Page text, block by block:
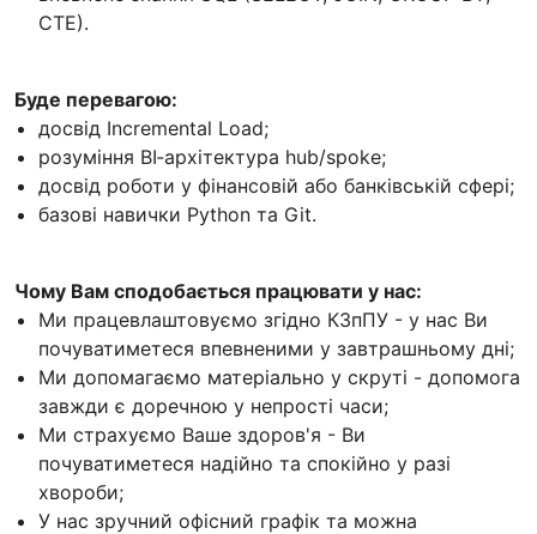
CTE).
Буде перевагою:
досвід Incremental Load;
розуміння BI‑архітектура hub/spoke;
досвід роботи у фінансовій або банківській сфері;
базові навички Python та Git.
Чому Вам сподобається працювати у нас:
Ми працевлаштовуємо згідно КЗпПУ - у нас Ви
почуватиметеся впевненими у завтрашньому дні;
Ми допомагаємо матеріально у скруті - допомога
завжди є доречною у непрості часи;
Ми страхуємо Ваше здоров'я - Ви
почуватиметеся надійно та спокійно у разі
хвороби;
У нас зручний офісний графік та можна